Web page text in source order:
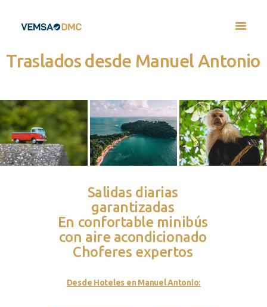
Traslados desde Manuel Antonio
Salidas diarias
garantizadas
En confortable minibús
con aire acondicionado
Choferes expertos
Desde Hoteles en Manuel Antonio: